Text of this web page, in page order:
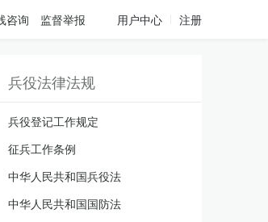
咨询 监督举报 用户中心 注册
兵役法律法规
兵役登记工作规定
征兵工作条例
中华人民共和国兵役法
中华人民共和国国防法